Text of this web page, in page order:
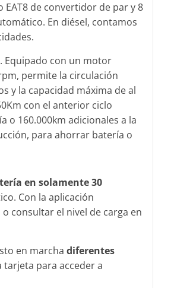
de convertidor de par y 8
En diésel, contamos
. Equipado con un motor
permite la circulación
y la capacidad máxima de al
con el anterior ciclo
o 160.000km adicionales a la
para ahorrar batería o
en solamente 30
Con la aplicación
consultar el nivel de carga en
en marcha diferentes
tarjeta para acceder a